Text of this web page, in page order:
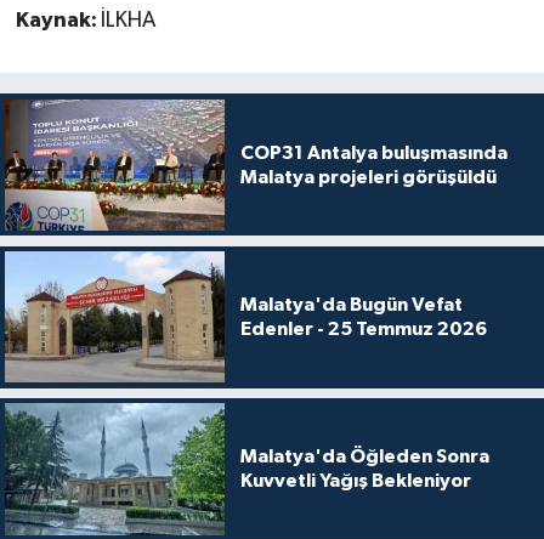
Kaynak: İLKHA
COP31 Antalya buluşmasında
Malatya projeleri görüşüldü
Malatya'da Bugün Vefat
Edenler - 25 Temmuz 2026
Malatya'da Öğleden Sonra
Kuvvetli Yağış Bekleniyor